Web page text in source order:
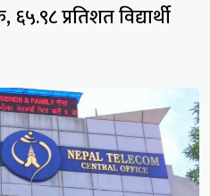
प्रतिशत विद्यार्थी